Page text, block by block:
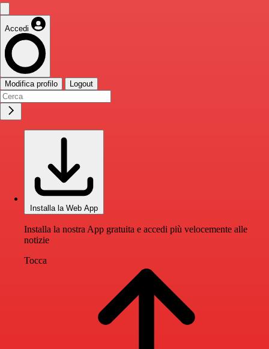
Accedi
Modifica profilo Logout
Installa la Web App
Installa la nostra App gratuita e accedi più velocemente alle
notizie
Tocca